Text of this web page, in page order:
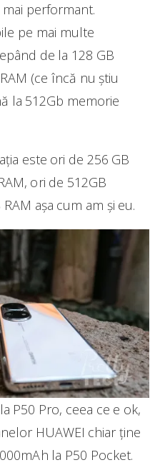
performant.
pe mai multe
de la 128 GB
(ce încă nu știu
la 512Gb memorie
este ori de 256 GB
ori de 512GB
așa cum am și eu.
P50 Pro, ceea ce e ok,
HUAWEI chiar ține
la P50 Pocket.